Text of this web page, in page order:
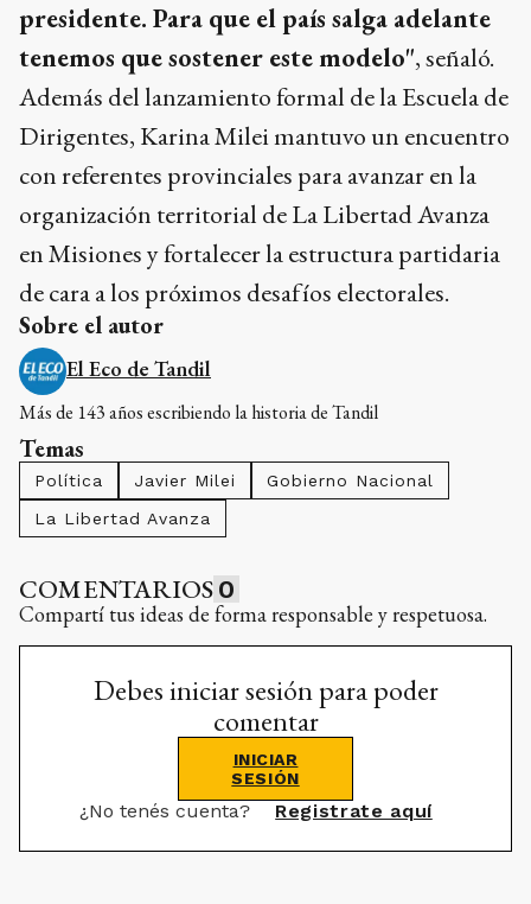
presidente. Para que el país salga adelante
tenemos que sostener este modelo", señaló.
Además del lanzamiento formal de la Escuela de
Dirigentes, Karina Milei mantuvo un encuentro
con referentes provinciales para avanzar en la
organización territorial de La Libertad Avanza
en Misiones y fortalecer la estructura partidaria
de cara a los próximos desafíos electorales.
Sobre el autor
El Eco de Tandil
Más de 143 años escribiendo la historia de Tandil
Temas
Política Javier Milei
Gobierno Nacional
La Libertad Avanza
COMENTARIOS 0
Compartí tus ideas de forma responsable y respetuosa.
Debes iniciar sesión para poder
comentar
INICIAR
SESIÓN
¿No tenés cuenta? Registrate aquí